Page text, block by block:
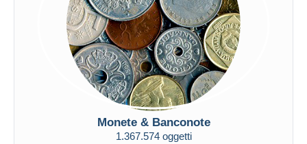
Aggiorna
Monete & Banconote
1.367.574 oggetti